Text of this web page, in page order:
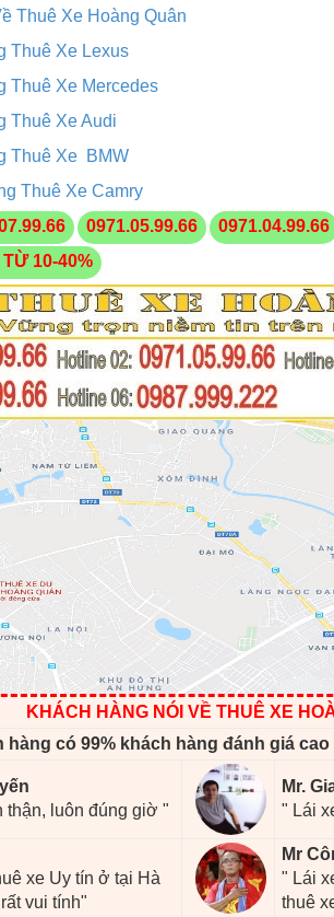
Thuê Xe Hoàng Quân
Thuê Xe Lexus
Thuê Xe Mercedes
Thuê Xe Audi
Thuê Xe BMW
Thuê Xe Camry
0971.05.99.66 0971.04.99.66
10-40%
KHÁCH HÀNG NÓI VỀ THUÊ XE
hàng có 99% khách hàng đánh giá
thận, luôn đúng giờ "
Mr.
" Lái
xe Uy tín ở tại Hà
vui tính"
Mr
" Lái
thuê